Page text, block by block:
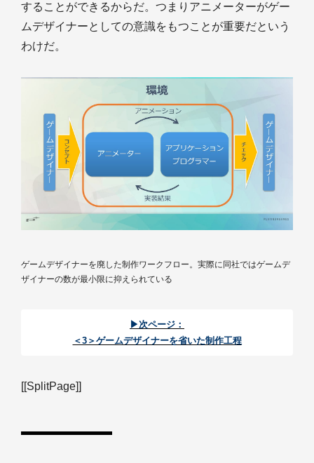
することができるからだ。つまりアニメーターがゲー
ムデザイナーとしての意識をもつことが重要だという
わけだ。
ゲームデザイナーを廃した制作ワークフロー。実際に同社ではゲームデ
ザイナーの数が最小限に抑えられている
▶次ページ：
＜3＞ゲームデザイナーを省いた制作工程
[[SplitPage]]